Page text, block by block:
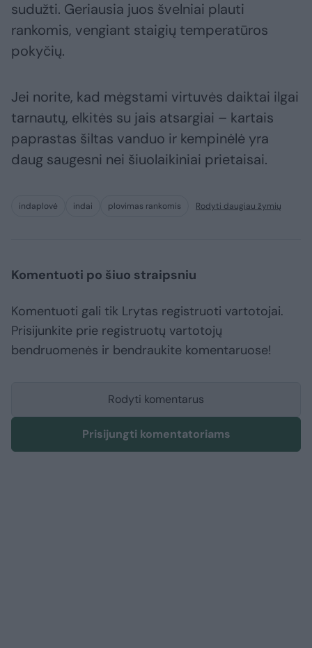
sudužti. Geriausia juos švelniai plauti
rankomis, vengiant staigių temperatūros
pokyčių.
Jei norite, kad mėgstami virtuvės daiktai ilgai
tarnautų, elkitės su jais atsargiai – kartais
paprastas šiltas vanduo ir kempinėlė yra
daug saugesni nei šiuolaikiniai prietaisai.
indaplovė indai plovimas rankomis Rodyti daugiau žymių
Komentuoti po šiuo straipsniu
Komentuoti gali tik Lrytas registruoti vartotojai.
Prisijunkite prie registruotų vartotojų
bendruomenės ir bendraukite komentaruose!
Rodyti komentarus
Prisijungti komentatoriams